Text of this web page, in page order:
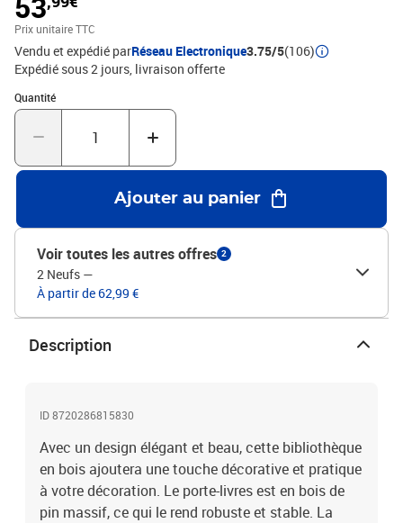
comme armoire à livres ou cloison de séparationL'assemblage est
requisATTENTION: afin d'éviter qu'il ne bascule, ce produit doit être
utilisé avec le dispositif de fixation murale fourni.Legal
Documents:Vous trouverez ici plus de détails sur la façon
d'empêcher vos meubles de basculer
Prix unitaire TTC
Vendu et expédié parRéseau Electronique3.75/5(106)
Expédié sous 2 jours livraison offerte
Quantité
Quantité : 1
Ajouter au panier
Voir toutes les autres offres 2
2 Neufs —
À partir de 62,99 €
Description
ID 8720286815830
Avec un design élégant et beau, cette bibliothèque
en bois ajoutera une touche décorative et pratique
à votre décoration. Le porte-livres est en bois de
pin massif, ce qui le rend robuste et stable. La